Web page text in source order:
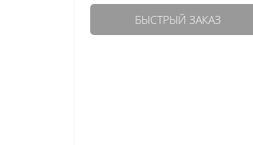
БЫСТРЫЙ ЗАКАЗ